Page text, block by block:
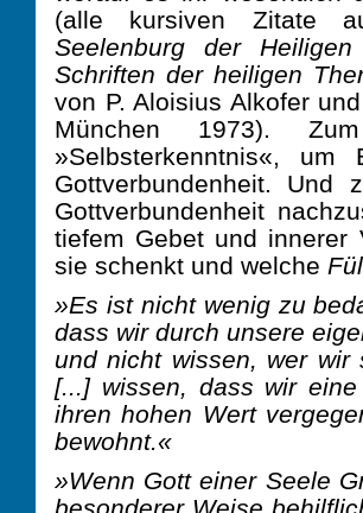
(alle kursiven Zitate
Seelenburg der
Schriften der heiligen
von P. Aloisius Alkofer
München 1973).
»Selbsterkenntnis«, um
Gottverbundenheit.
Gottverbundenheit
tiefem Gebet und innerer
sie schenkt und welche
»Es ist nicht wenig zu
dass wir durch unsere
und nicht wissen, wer
[...] wissen, dass wir
ihren hohen Wert
bewohnt.«
»Wenn Gott einer Seele